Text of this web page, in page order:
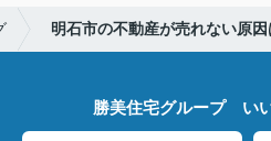
明石市の不動産が売れない原
勝美住宅グループ い